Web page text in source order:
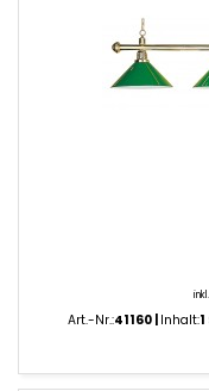
Art.-Nr.:41160 Inhalt: